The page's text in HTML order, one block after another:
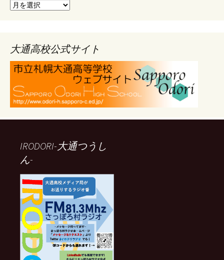
ア
ブ
大通高校公式サイト
IRODORI-大通つうし
ん-